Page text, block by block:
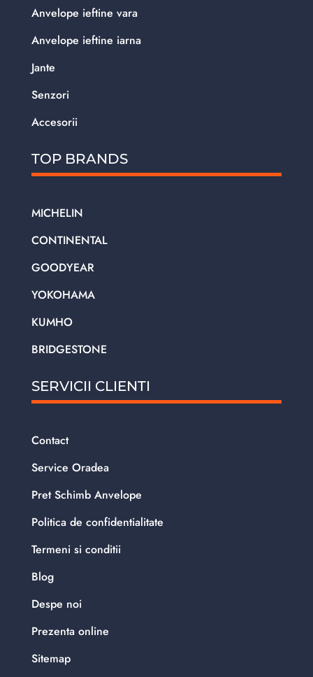
Anvelope ieftine vara
Anvelope ieftine iarna
Jante
Senzori
Accesorii
TOP BRANDS
MICHELIN
CONTINENTAL
GOODYEAR
YOKOHAMA
KUMHO
BRIDGESTONE
SERVICII CLIENTI
Contact
Service Oradea
Pret Schimb Anvelope
Politica de confidentialitate
Termeni si conditii
Blog
Despe noi
Prezenta online
Sitemap